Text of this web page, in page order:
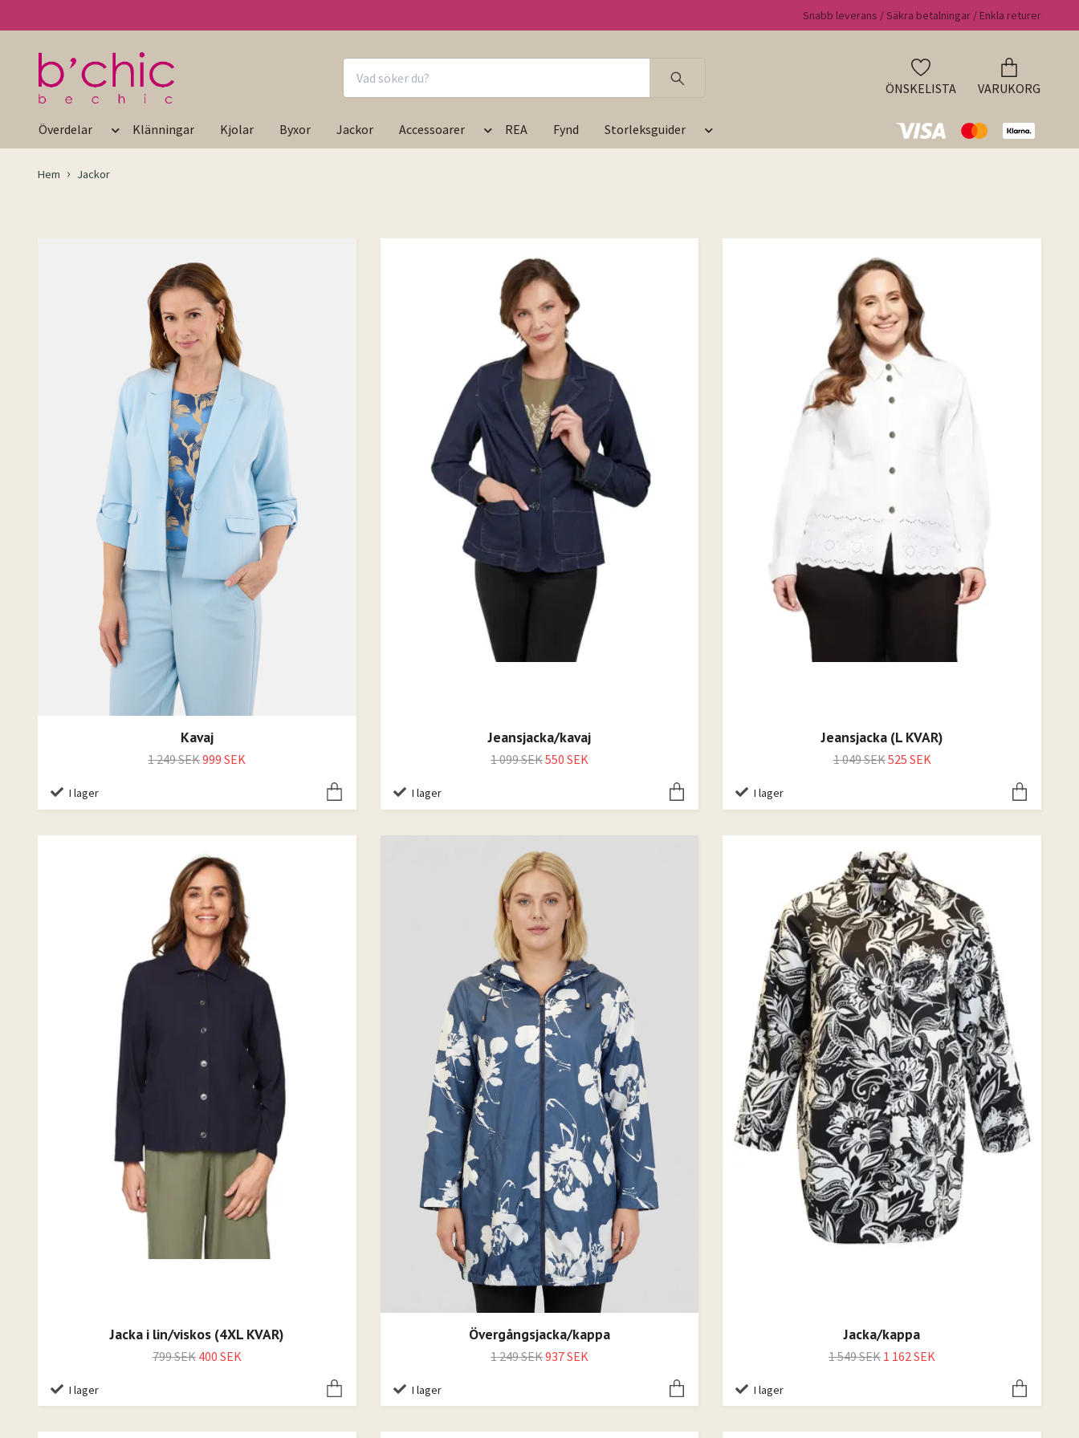
Snabb leverans / Säkra betalningar / Enkla returer
ÖNSKELISTA VARUKORG
Överdelar Klänningar Kjolar Byxor Jackor Accessoarer REA Fynd Storleksguider
Hem Jackor
Kavaj
1 249 SEK999 SEK
I lager
Jeansjacka/kavaj
1 099 SEK550 SEK
I lager
Jeansjacka (L KVAR)
1 049 SEK525 SEK
I lager
Jacka i lin/viskos (4XL KVAR)
799 SEK 400 SEK
I lager
Övergångsjacka/kappa
1 249 SEK937 SEK
I lager
Jacka/kappa
1 549 SEK 1 162 SEK
I lager